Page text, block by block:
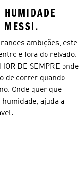
HUMIDADE
MESSI.
ambições, este
e fora do relvado.
DE SEMPRE onde
de correr quando
Onde quer que
humidade, ajuda a